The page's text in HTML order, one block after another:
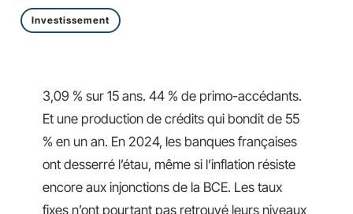
Investissement
3,09 % sur 15 ans. 44 % de primo-accédants.
Et une production de crédits qui bondit de 55
% en un an. En 2024, les banques françaises
ont desserré l’étau, même si l’inflation résiste
encore aux injonctions de la BCE. Les taux
fixes n’ont pourtant pas retrouvé leurs niveaux